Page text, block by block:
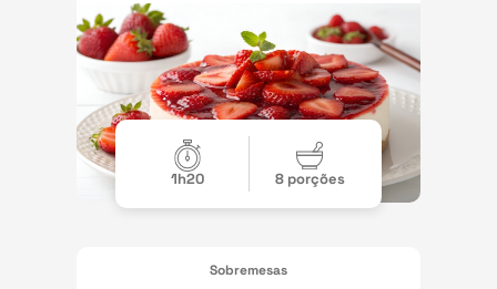
1h20 8 porções
Sobremesas